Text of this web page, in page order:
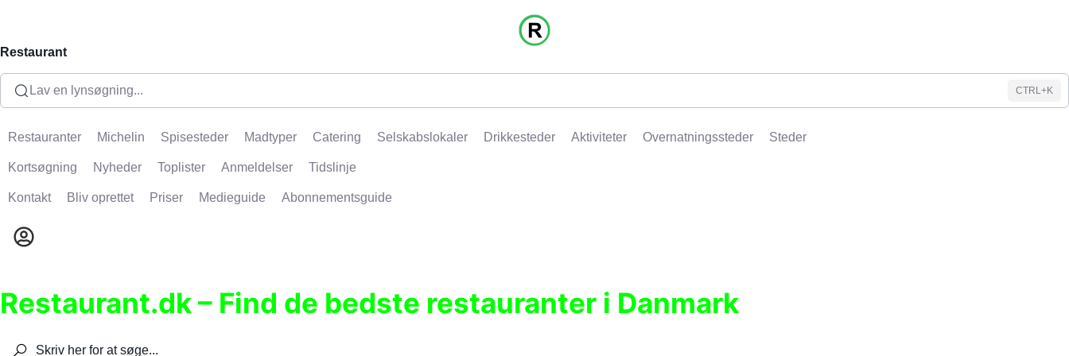
Restaurant
Lav en lynsøgning... CTRL+K
Restauranter Michelin Spisesteder Madtyper Catering Selskabslokaler Drikkesteder Aktiviteter Overnatningssteder Steder
Kortsøgning Nyheder Toplister Anmeldelser Tidslinje
Kontakt Bliv oprettet Priser Medieguide Abonnementsguide
Restaurant.dk – Find de bedste restauranter i Danmark